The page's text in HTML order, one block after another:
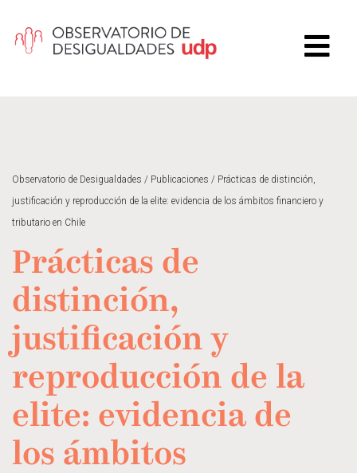
Observatorio de Desigualdades / Publicaciones / Prácticas de distinción,
justificación y reproducción de la elite: evidencia de los ámbitos financiero y
tributario en Chile
Prácticas de
distinción,
justificación y
reproducción de la
elite: evidencia de
los ámbitos